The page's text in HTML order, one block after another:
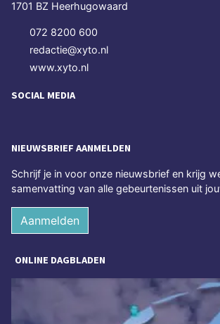
1701 BZ Heerhugowaard
072 8200 600
redactie@xyto.nl
www.xyto.nl
SOCIAL MEDIA
NIEUWSBRIEF AANMELDEN
Schrijf je in voor onze nieuwsbrief en krijg
samenvatting van alle gebeurtenissen uit
Aanmelden
ONLINE DAGBLADEN